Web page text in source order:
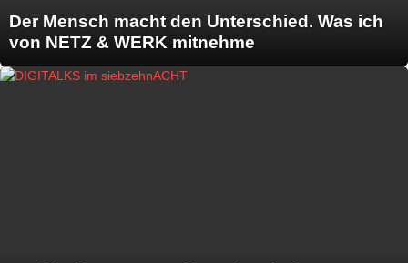
Der Mensch macht den Unterschied. Was ich
von NETZ & WERK mitnehme